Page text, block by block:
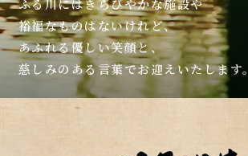
ふる川にはきらびやかな施設や
裕福なものはないけれど、
あふれる優しい笑顔と、
慈しみのある言葉でお迎えいたします。